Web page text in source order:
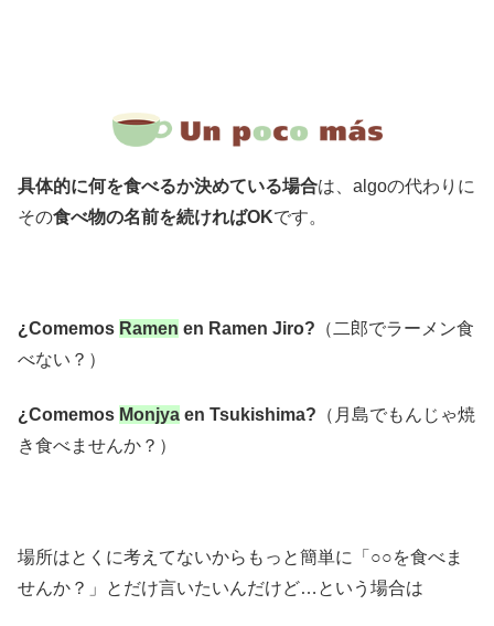
具体的に何を食べるか決めている場合は、algoの代わりに
その食べ物の名前を続ければOKです。
¿Comemos Ramen en Ramen Jiro? （二郎でラーメン食
べない？）
¿Comemos Monjya en Tsukishima? （月島でもんじゃ焼
き食べませんか？）
場所はとくに考えてないからもっと簡単に「○○を食べま
せんか？」とだけ言いたいんだけど…という場合は